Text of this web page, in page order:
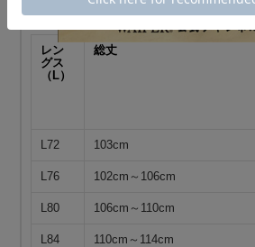
レン
グス
（L）
総丈
L72 103cm
L76 102cm～106cm
L80 106cm～110cm
L84 110cm～114cm